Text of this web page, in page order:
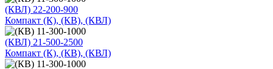
(КВЛ) 22-200-900
Компакт (К), (КВ), (КВЛ)
(КВЛ) 21-500-2500
Компакт (К), (КВ), (КВЛ)